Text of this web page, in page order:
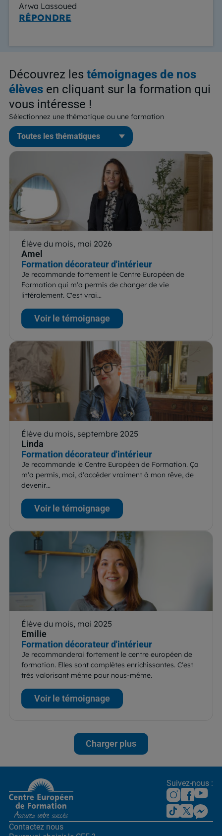
Arwa Lassoued
RÉPONDRE
Découvrez les témoignages de nos
élèves en cliquant sur la formation qui
vous intéresse !
Sélectionnez une thématique ou une formation
Élève du mois, mai 2026
Amel
Formation décorateur d'intérieur
Je recommande fortement le Centre Européen de
Formation qui m'a permis de changer de vie
littéralement. C'est vrai…
Voir le témoignage
Élève du mois, septembre 2025
Linda
Formation décorateur d'intérieur
Je recommande le Centre Européen de Formation. Ça
m'a permis, moi, d'accéder vraiment à mon rêve, de
devenir…
Voir le témoignage
Élève du mois, mai 2025
Emilie
Formation décorateur d'intérieur
Je recommanderai fortement le centre européen de
formation. Elles sont complètes enrichissantes. C'est
très valorisant même pour nous-même.
Voir le témoignage
Charger plus
Suivez-nous :
Contactez nous